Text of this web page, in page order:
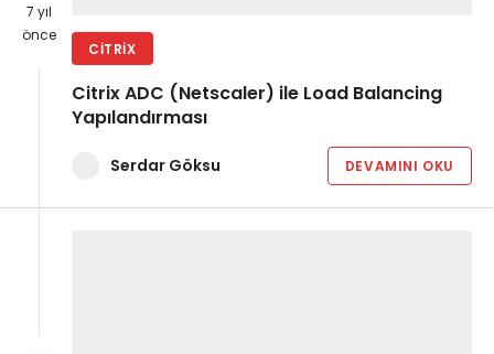
7 yıl
önce
CITRIX
Citrix ADC (Netscaler) ile Load Balancing
Yapılandırması
Serdar Göksu DEVAMINI OKU